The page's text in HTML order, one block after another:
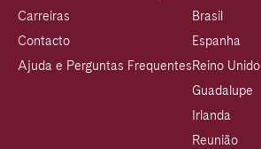
Carreiras
Contacto
Ajuda e Perguntas Frequentes
Brasil
Espanha
Reino Unido
Guadalupe
Irlanda
Reunião